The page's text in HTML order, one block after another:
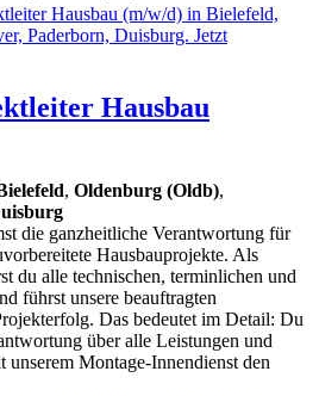
Hausbau
, Oldenburg (Oldb),
die ganzheitliche Verantwortung für
Hausbauprojekte. Als
du alle technischen, terminlichen und
führst unsere beauftragten
Das bedeutet im Detail: Du
über alle Leistungen und
unserem Montage-Innendienst den